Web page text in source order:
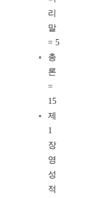
리
말
= 5
총
론
=
15
제
1
장
영
성
적